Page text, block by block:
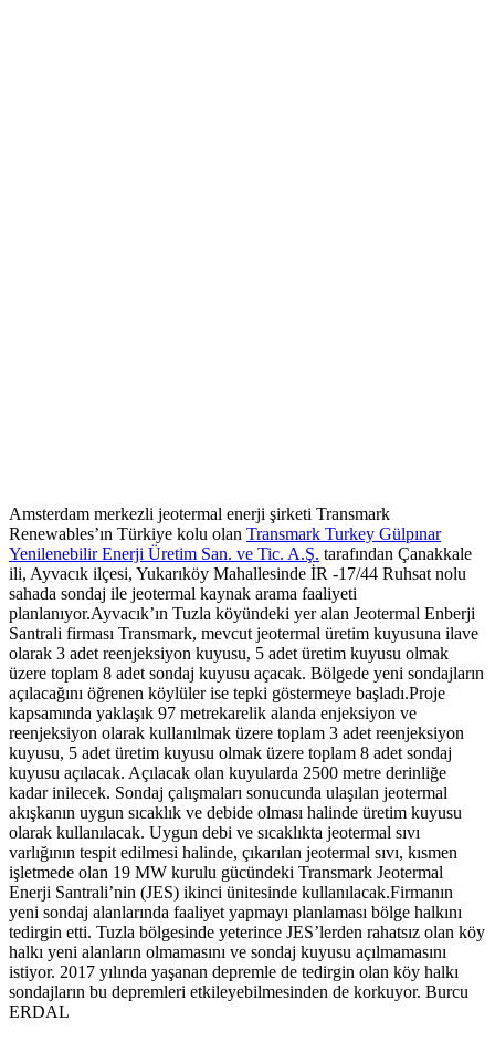
Amsterdam merkezli jeotermal enerji şirketi Transmark
Renewables’ın Türkiye kolu olan Transmark Turkey Gülpınar
Yenilenebilir Enerji Üretim San. ve Tic. A.Ş. tarafından Çanakkale
ili, Ayvacık ilçesi, Yukarıköy Mahallesinde İR -17/44 Ruhsat nolu
sahada sondaj ile jeotermal kaynak arama faaliyeti
planlanıyor.Ayvacık’ın Tuzla köyündeki yer alan Jeotermal Enberji
Santrali firması Transmark, mevcut jeotermal üretim kuyusuna ilave
olarak 3 adet reenjeksiyon kuyusu, 5 adet üretim kuyusu olmak
üzere toplam 8 adet sondaj kuyusu açacak. Bölgede yeni sondajların
açılacağını öğrenen köylüler ise tepki göstermeye başladı.Proje
kapsamında yaklaşık 97 metrekarelik alanda enjeksiyon ve
reenjeksiyon olarak kullanılmak üzere toplam 3 adet reenjeksiyon
kuyusu, 5 adet üretim kuyusu olmak üzere toplam 8 adet sondaj
kuyusu açılacak. Açılacak olan kuyularda 2500 metre derinliğe
kadar inilecek. Sondaj çalışmaları sonucunda ulaşılan jeotermal
akışkanın uygun sıcaklık ve debide olması halinde üretim kuyusu
olarak kullanılacak. Uygun debi ve sıcaklıkta jeotermal sıvı
varlığının tespit edilmesi halinde, çıkarılan jeotermal sıvı, kısmen
işletmede olan 19 MW kurulu gücündeki Transmark Jeotermal
Enerji Santrali’nin (JES) ikinci ünitesinde kullanılacak.Firmanın
yeni sondaj alanlarında faaliyet yapmayı planlaması bölge halkını
tedirgin etti. Tuzla bölgesinde yeterince JES’lerden rahatsız olan köy
halkı yeni alanların olmamasını ve sondaj kuyusu açılmamasını
istiyor. 2017 yılında yaşanan depremle de tedirgin olan köy halkı
sondajların bu depremleri etkileyebilmesinden de korkuyor. Burcu
ERDAL